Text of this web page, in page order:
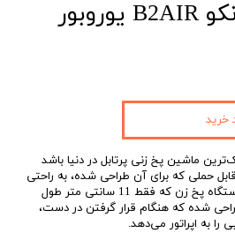
دستگاه پخ زن انکو B2AIR یوروبور
ماشین پخ زنی پرتابل در دنیا باشد
کیف قابل حملی که برای آن طراحی شده، به راحتی
قابلیت جا به جایی را دارد. این دستگاه پخ زن که فقط 11 سانتی متر طول
شده که هنگام قرار گرفتن در دست،
به اپراتور می‌دهد.
خرید